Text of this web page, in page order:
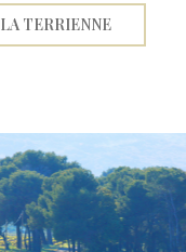
LA TERRIENNE